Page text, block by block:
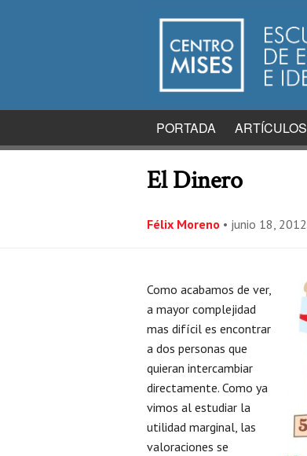
PORTADA ARTÍCULOS
El Dinero
Félix Moreno • junio 18, 2012
Como acabamos de ver,
a mayor complejidad
mas difícil es encontrar
a dos personas que
quieran intercambiar
directamente. Como ya
vimos al estudiar la
utilidad marginal, las
valoraciones se